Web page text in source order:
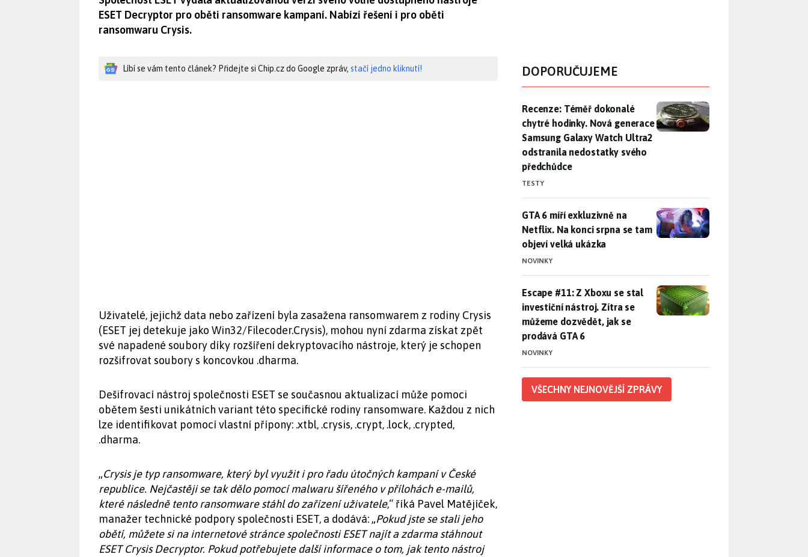
ESET Decryptor pro oběti ransomware kampaní. Nabízí řešení i pro oběti
ransomwaru Crysis.
Líbí se vám tento článek? Přidejte si Chip.cz do Google zpráv, stačí jedno kliknutí!
Uživatelé, jejichž data nebo zařízení byla zasažena ransomwarem z rodiny Crysis
(ESET jej detekuje jako Win32/Filecoder.Crysis), mohou nyní zdarma získat zpět
své napadené soubory díky rozšíření dekryptovacího nástroje, který je schopen
rozšifrovat soubory s koncovkou .dharma.
Dešifrovací nástroj společnosti ESET se současnou aktualizací může pomoci
obětem šesti unikátních variant této specifické rodiny ransomware. Každou z nich
lze identifikovat pomocí vlastní přípony: .xtbl, .crysis, .crypt, .lock, .crypted,
.dharma.
„Crysis je typ ransomware, který byl využit i pro řadu útočných kampaní v České
republice. Nejčastěji se tak dělo pomocí malwaru šířeného v přílohách e-mailů,
které následně tento ransomware stáhl do zařízení uživatele,“ říká Pavel Matějíček,
manažer technické podpory společnosti ESET, a dodává: „Pokud jste se stali jeho
obětí, můžete si na internetové stránce společnosti ESET najít a zdarma stáhnout
ESET Crysis Decryptor. Pokud potřebujete další informace o tom, jak tento nástroj
DOPORUČUJEME
Recenze: Téměř dokonalé chytré hodinky. Nová generace
Recenze: Téměř dokonalé
chytré hodinky. Nová generace
Samsung Galaxy Watch Ultra2
odstranila nedostatky svého
předchůdce
TESTY
GTA 6 míří exkluzivně na Netflix. Na konci srpna se tam objeví
GTA 6 míří exkluzivně na
Netflix. Na konci srpna se tam
objeví velká ukázka
NOVINKY
Escape #11: Z Xboxu se stal investiční nástroj. Zítra se můžeme
Escape #11: Z Xboxu se stal
investiční nástroj. Zítra se
můžeme dozvědět, jak se
prodává GTA 6
NOVINKY
VŠECHNY NEJNOVĚJŠÍ ZPRÁVY